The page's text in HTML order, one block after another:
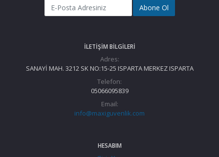
Abone Ol
İLETIŞIM BILGILERI
Adres:
SANAYİ MAH. 3212 SK NO:15-25 ISPARTA MERKEZ ISPARTA
Telefon:
05066095839
Email:
info@maxiguvenlik.com
HESABIM